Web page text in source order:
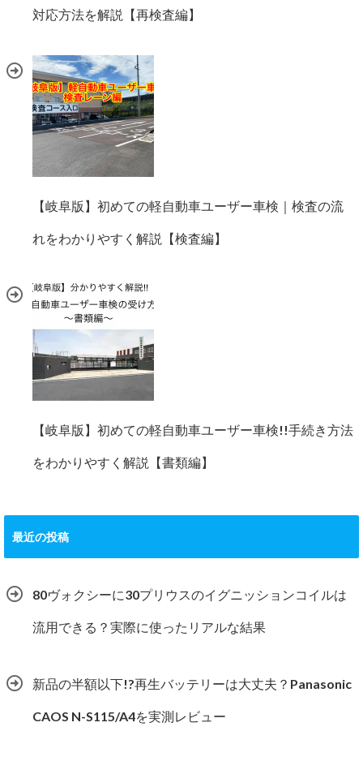
対応方法を解説【再検査編】
【岐阜版】初めての軽自動車ユーザー車検｜検査の流
れをわかりやすく解説【検査編】
【岐阜版】初めての軽自動車ユーザー車検!!手続き方法
をわかりやすく解説【書類編】
最近の投稿
80ヴォクシーに30プリウスのイグニッションコイルは
流用できる？実際に使ったリアルな結果
新品の半額以下!?再生バッテリーは大丈夫？Panasonic
CAOS N-S115/A4を実測レビュー